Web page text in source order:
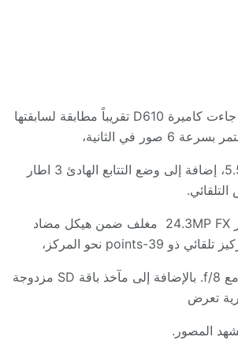
كاميرة
تقريباً مطابقة لسابقتها
في الثانية،
، إضافة إلى وضع التتابع الهادئ
اطار
التلقائي.
مغلف ضمن هيكل مضاد
تلقائي ذو
نحو المركز،
بالإضافة إلى مآخذ باقة
مزدوجة
تعرض
المصور .